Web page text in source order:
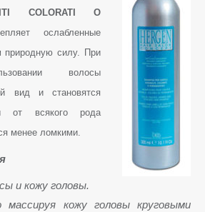
COLORATI O
ослабленные
природную силу. При
волосы
вид и становятся
от всякого рода
менее ломкими.
и кожу головы.
кожу головы круговыми